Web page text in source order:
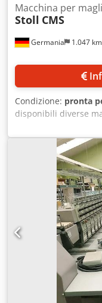
Germania 1.047 km
Macchina per
Stoll CMS
Condizione: pronta
disponibili diverse
vari finezza e set di
finezza: E10,
2) Stoll CMS 303
mm, set di aghi: 10.
larghezza nominale:
303 TC, finezza:
aghi: 10. 5) Stoll
Stoll CMS 411,
TC, finezza: E12, set
finezza: E12, set di
E12, set di aghi: 10.
aghi: 10. 11) Stoll
422.6, finezza: E14.
larghezza nominale: